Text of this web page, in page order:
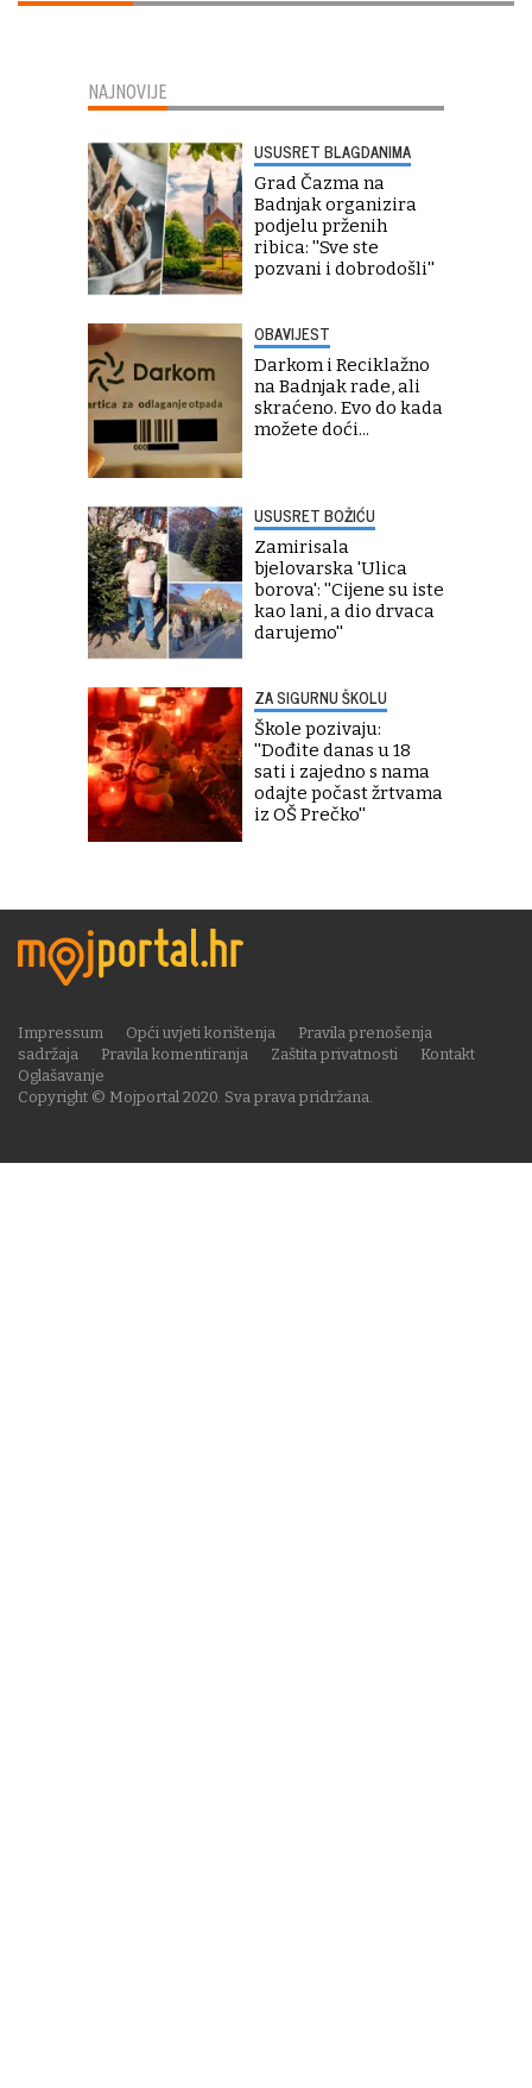
NAJNOVIJE
USUSRET BLAGDANIMA
Grad Čazma na
Badnjak organizira
podjelu prženih
ribica: ''Sve ste
pozvani i dobrodošli''
OBAVIJEST
Darkom i Reciklažno
na Badnjak rade, ali
skraćeno. Evo do kada
možete doći...
USUSRET BOŽIĆU
Zamirisala
bjelovarska 'Ulica
borova': ''Cijene su iste
kao lani, a dio drvaca
darujemo''
ZA SIGURNU ŠKOLU
Škole pozivaju:
''Dođite danas u 18
sati i zajedno s nama
odajte počast žrtvama
iz OŠ Prečko''
Copyright © Mojportal 2020. Sva prava pridržana.
Impressum Opći uvjeti korištenja
Pravila prenošenja
sadržaja
Pravila komentiranja Zaštita privatnosti
Kontakt
Oglašavanje